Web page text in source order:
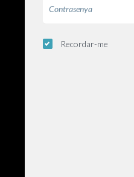
Recordar-me